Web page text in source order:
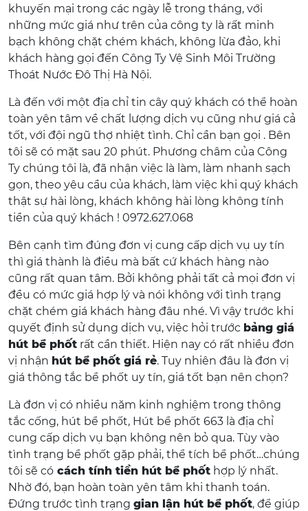
khuyến mại trong các ngày lễ trong tháng, với
những mức giá như trên của công ty là rất minh
bạch không chặt chém khách, không lừa đảo, khi
khách hàng gọi đến Công Ty Vệ Sinh Môi Trường
Thoát Nước Đô Thị Hà Nội.
Là đến với một địa chỉ tin cây quý khách có thể hoàn
toàn yên tâm về chất lượng dịch vụ cũng như giá cả
tốt, với đội ngũ thợ nhiệt tình. Chỉ cần bạn gọi . Bên
tôi sẽ có mặt sau 20 phút. Phương châm của Công
Ty chúng tôi là, đã nhận việc là làm, làm nhanh sạch
gọn, theo yêu cầu của khách, làm việc khi quý khách
thật sự hài lòng, khách không hài lòng không tính
tiền của quý khách ! 0972.627.068
Bên cạnh tìm đúng đơn vị cung cấp dịch vụ uy tín
thì giá thành là điều mà bất cứ khách hàng nào
cũng rất quan tâm. Bởi không phải tất cả mọi đơn vị
đều có mức giá hợp lý và nói không với tình trạng
chặt chém giá khách hàng đâu nhé. Vì vậy trước khi
quyết định sử dụng dịch vụ, việc hỏi trước bảng giá
hút bể phốt rất cần thiết. Hiện nay có rất nhiều đơn
vị nhận hút bể phốt giá rẻ. Tuy nhiên đâu là đơn vị
giá thông tắc bể phốt uy tín, giá tốt bạn nên chọn?
Là đơn vị có nhiều năm kinh nghiệm trong thông
tắc cống, hút bể phốt, Hút bể phốt 663 là địa chỉ
cung cấp dịch vụ bạn không nên bỏ qua. Tùy vào
tình trạng bể phốt gặp phải, thể tích bể phốt…chúng
tôi sẽ có cách tính tiền hút bể phốt hợp lý nhất.
Nhờ đó, bạn hoàn toàn yên tâm khi thanh toán.
Đứng trước tình trạng gian lận hút bể phốt, để giúp